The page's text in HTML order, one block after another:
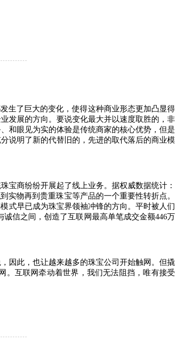
生了巨大的变化，使得这种商业形态更加凸显得
发展的方向。要说变化最大并以速度取胜的，非
和眼见为实的体验是传统商家的核心优势，但是
说明了新的代替旧的，先进的取代落后的商业模
商纷纷开展起了线上业务。据权威数据统计：
实物再到贵重珠宝等产品的一个重要性转折点。
式早已成为珠宝界领袖冲锋的方向。平时被人们
信之间，创造了互联网最高单笔成交金额446万
因此，也让越来越多的珠宝公司开始触网。但撬
。互联网牵动着世界，我们无法阻挡，唯有接受